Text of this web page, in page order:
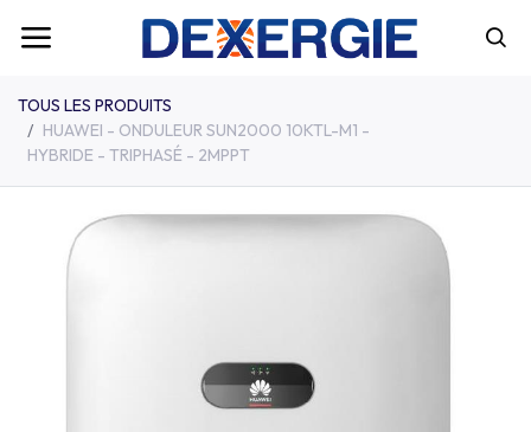
TOUS LES PRODUITS
HUAWEI - ONDULEUR SUN2000 10KTL-M1 -
HYBRIDE - TRIPHASÉ - 2MPPT